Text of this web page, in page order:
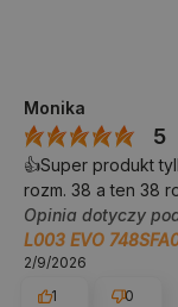
Monika
5
👍️Super produkt
rozm. 38 a ten 38
Opinia dotyczy
L003 EVO
2/9/2026
1
0